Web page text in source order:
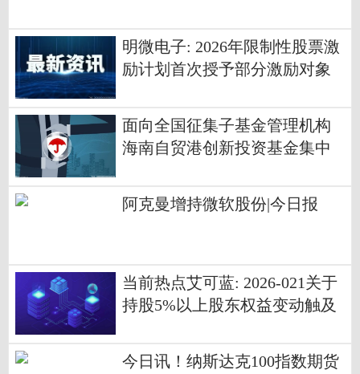
明微电子: 2026年限制性股票激
励计划首次授予部分激励对象
面向全国征集子基金管理机构
海南自贸港创新投资基金集中
阿克曼增持微软股份|今日报
当前热点艾可蓝: 2026-021关于
持股5%以上股东权益变动触及
今日讯！纳斯达克100指数期货